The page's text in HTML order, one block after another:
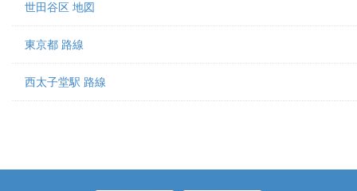
世田谷区 地図
東京都 路線
西太子堂駅 路線